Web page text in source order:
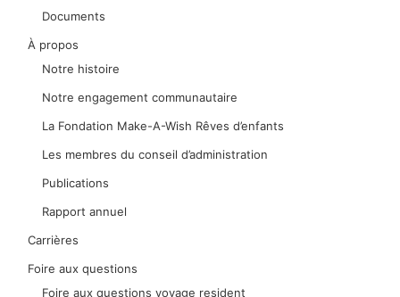
Documents
À propos
Notre histoire
Notre engagement communautaire
La Fondation Make-A-Wish Rêves d’enfants
Les membres du conseil d’administration
Publications
Rapport annuel
Carrières
Foire aux questions
Foire aux questions voyage resident